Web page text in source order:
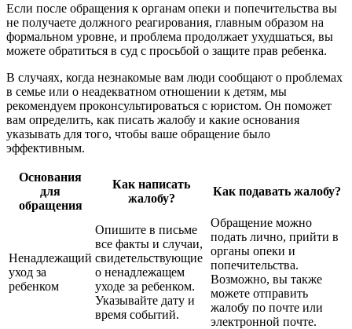
Если после обращения к органам опеки и попечительства вы
не получаете должного реагирования, главным образом на
формальном уровне, и проблема продолжает ухудшаться, вы
можете обратиться в суд с просьбой о защите прав ребенка.
В случаях, когда незнакомые вам люди сообщают о проблемах
в семье или о неадекватном отношении к детям, мы
рекомендуем проконсультироваться с юристом. Он поможет
вам определить, как писать жалобу и какие основания
указывать для того, чтобы ваше обращение было
эффективным.
Основания
для
обращения
Как написать
жалобу?
Как подавать жалобу?
Ненадлежащий
уход за
ребенком
Опишите в письме
все факты и случаи,
свидетельствующие
о ненадлежащем
уходе за ребенком.
Указывайте дату и
время событий.
Обращение можно
подать лично, прийти в
органы опеки и
попечительства.
Возможно, вы также
можете отправить
жалобу по почте или
электронной почте.